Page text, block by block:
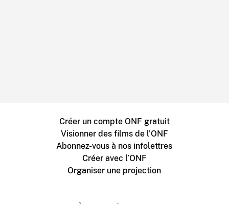
Créer un compte ONF gratuit
Visionner des films de l'ONF
Abonnez-vous à nos infolettres
Créer avec l’ONF
Organiser une projection